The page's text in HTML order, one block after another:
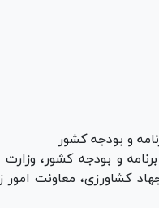
و بودجه کشور
و بودجه کشور،
کشاورزی، معاونت امور